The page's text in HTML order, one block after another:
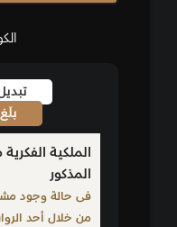
الملكية
المذكور
فى حالة وجود
من خلال أحد